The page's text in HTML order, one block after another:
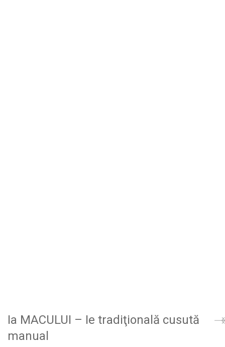
Ia MACULUI – Ie tradiţională cusută
manual